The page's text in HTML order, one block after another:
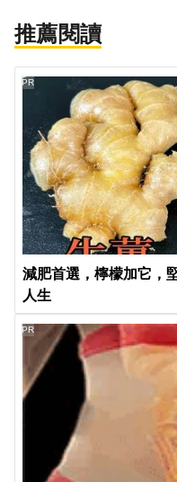
推薦閱讀
減肥首選，檸檬加它，
人生
PR
PR